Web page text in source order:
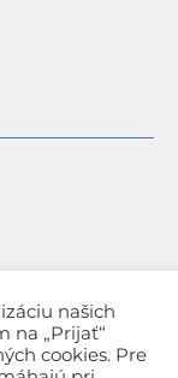
našich
na „Prijať“
cookies. Pre